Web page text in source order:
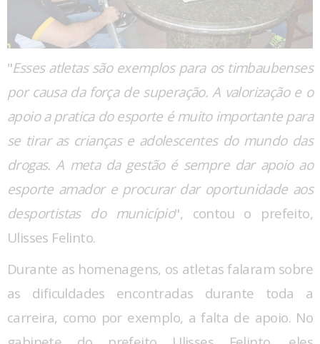
"Esses atletas são exemplos para os timbaubenses
por causa da força de superação. A valorização e o
apoio a pratica do esporte é muito importante para
se tirar as crianças e adolescentes do mundo das
drogas. A meta da gestão é sempre dar apoio ao
esporte amador e procurar dar oportunidade aos
desportistas do município", contou o prefeito,
Ulisses Felinto.
Durante as homenagens, os atletas falaram sobre
as dificuldades encontradas durante toda a
carreira, como por exemplo, a falta de apoio. No